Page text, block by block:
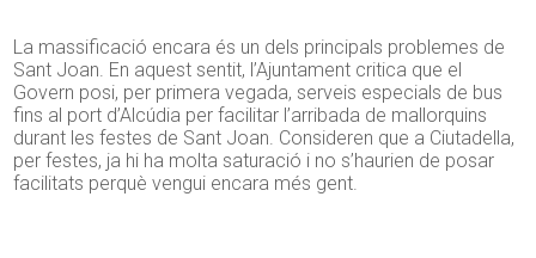
La massificació encara és un dels principals problemes de
Sant Joan. En aquest sentit, l’Ajuntament critica que el
Govern posi, per primera vegada, serveis especials de bus
fins al port d’Alcúdia per facilitar l’arribada de mallorquins
durant les festes de Sant Joan. Consideren que a Ciutadella,
per festes, ja hi ha molta saturació i no s’haurien de posar
facilitats perquè vengui encara més gent.